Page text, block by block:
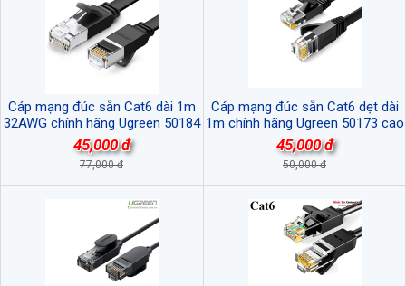
Cáp mạng đúc sẵn Cat6 dài 1m
32AWG chính hãng Ugreen 50184
cao cấp
45,000 đ
77,000 đ
Cáp mạng đúc sẵn Cat6 dẹt dài
1m chính hãng Ugreen 50173 cao
cấp
45,000 đ
50,000 đ